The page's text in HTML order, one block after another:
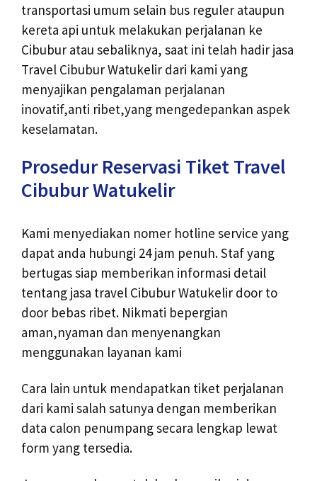
transportasi umum selain bus reguler ataupun
kereta api untuk melakukan perjalanan ke
Cibubur atau sebaliknya, saat ini telah hadir jasa
Travel Cibubur Watukelir dari kami yang
menyajikan pengalaman perjalanan
inovatif,anti ribet,yang mengedepankan aspek
keselamatan.
Prosedur Reservasi Tiket Travel
Cibubur Watukelir
Kami menyediakan nomer hotline service yang
dapat anda hubungi 24 jam penuh. Staf yang
bertugas siap memberikan informasi detail
tentang jasa travel Cibubur Watukelir door to
door bebas ribet. Nikmati bepergian
aman,nyaman dan menyenangkan
menggunakan layanan kami
Cara lain untuk mendapatkan tiket perjalanan
dari kami salah satunya dengan memberikan
data calon penumpang secara lengkap lewat
form yang tersedia.